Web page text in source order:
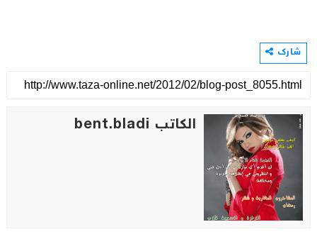
شارك
الكاتب bent.bladi